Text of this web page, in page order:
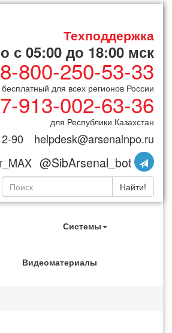
Техподдержка
с 05:00 до 18:00 мск
8-800-250-53-33
бесплатный для всех регионов России
913-002-63-36
для Республики Казахстан
90
helpdesk@arsenalnpo.ru
@SibArsenal_bot
Найти!
Системы
Видеоматериалы